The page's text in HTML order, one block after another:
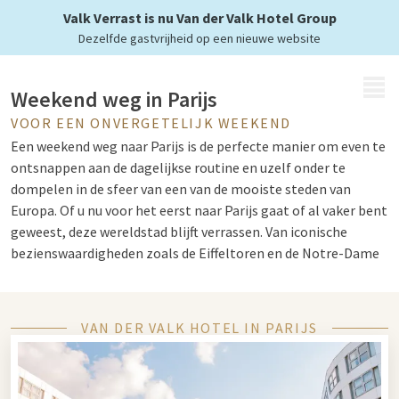
Valk Verrast is nu Van der Valk Hotel Group
Dezelfde gastvrijheid op een nieuwe website
een verblijf bij Van der Valk
Weekend weg in Parijs
VOOR EEN ONVERGETELIJK WEEKEND
Een weekend weg naar Parijs is de perfecte manier om even te
ontsnappen aan de dagelijkse routine en uzelf onder te
dompelen in de sfeer van een van de mooiste steden van
Europa. Of u nu voor het eerst naar Parijs gaat of al vaker bent
geweest, deze wereldstad blijft verrassen. Van iconische
bezienswaardigheden zoals de Eiffeltoren en de Notre-Dame
Lang weekend weg Parijs
VAN DER VALK HOTEL IN PARIJS